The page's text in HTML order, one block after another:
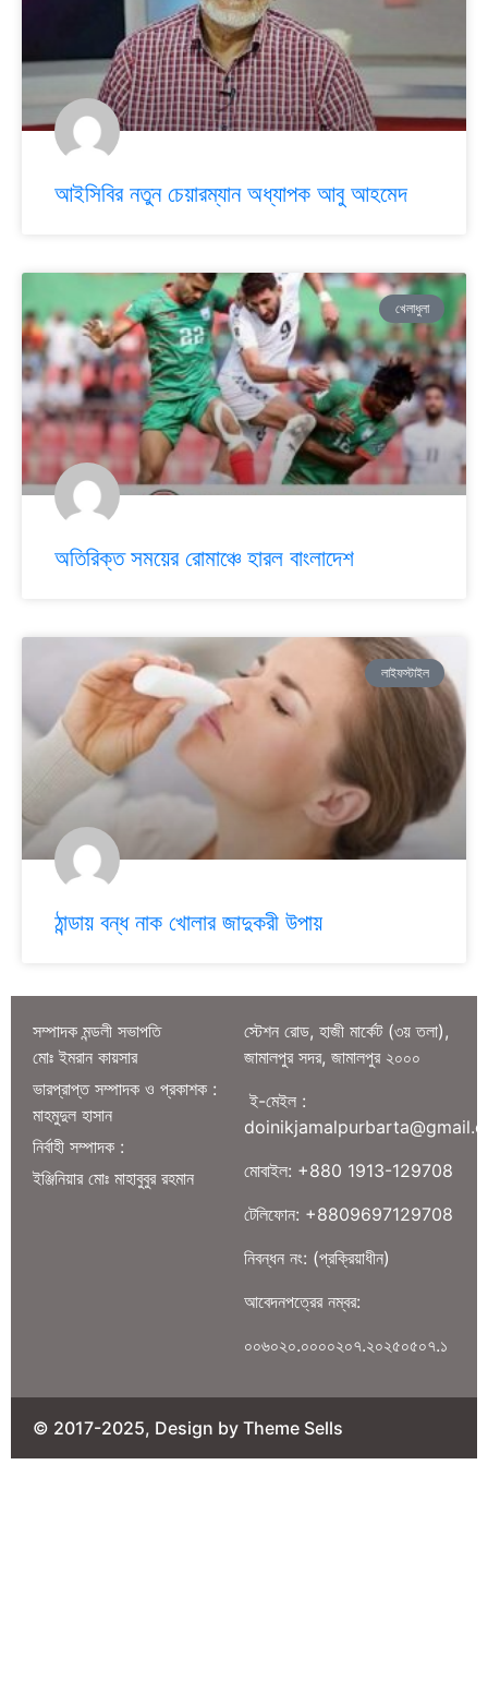
আইসিবির নতুন চেয়ারম্যান অধ্যাপক আবু আহমেদ
খেলাধুলা
অতিরিক্ত সময়ের রোমাঞ্চে হারল বাংলাদেশ
লাইফস্টাইল
ঠান্ডায় বন্ধ নাক খোলার জাদুকরী উপায়
সম্পাদক মন্ডলী সভাপতি
মোঃ ইমরান কায়সার
ভারপ্রাপ্ত সম্পাদক ও প্রকাশক :
মাহমুদুল হাসান
নির্বাহী সম্পাদক :
ইঞ্জিনিয়ার মোঃ মাহাবুবুর রহমান
স্টেশন রোড, হাজী মার্কেট (৩য় তলা),
জামালপুর সদর, জামালপুর ২০০০
ই-মেইল :
মোবাইল: +880 1913-129708
টেলিফোন: +8809697129708
নিবন্ধন নং: (প্রক্রিয়াধীন)
আবেদনপত্রের নম্বর:
০০৬০২০.০০০০২০৭.২০২৫০৫০৭.১
© 2017-2025, Design by Theme Sells